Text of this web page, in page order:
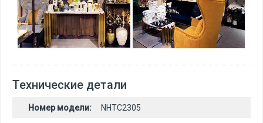
Технические детали
Номер модели: NHTC2305